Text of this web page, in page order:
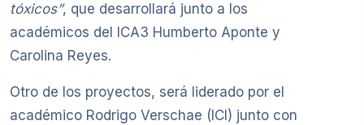
tóxicos”, que desarrollará junto a los
académicos del ICA3 Humberto Aponte y
Carolina Reyes.
Otro de los proyectos, será liderado por el
académico Rodrigo Verschae (ICI) junto con